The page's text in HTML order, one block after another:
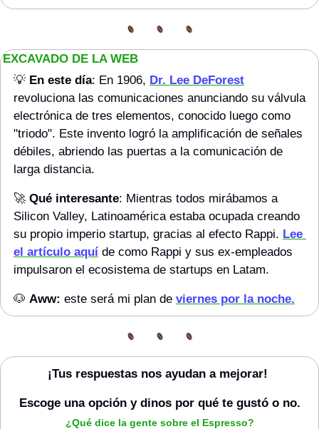
EXCAVADO DE LA WEB
💡 En este día: En 1906, Dr. Lee DeForest
revoluciona las comunicaciones anunciando su válvula
electrónica de tres elementos, conocido luego como
"triodo". Este invento logró la amplificación de señales
débiles, abriendo las puertas a la comunicación de
larga distancia.
🚀 Qué interesante: Mientras todos mirábamos a
Silicon Valley, Latinoamérica estaba ocupada creando
su propio imperio startup, gracias al efecto Rappi. Lee
el artículo aquí de como Rappi y sus ex-empleados
impulsaron el ecosistema de startups en Latam.
🐶 Aww: este será mi plan de viernes por la noche.
¡Tus respuestas nos ayudan a mejorar!
Escoge una opción y dinos por qué te gustó o no.
¿Qué dice la gente sobre el Espresso?